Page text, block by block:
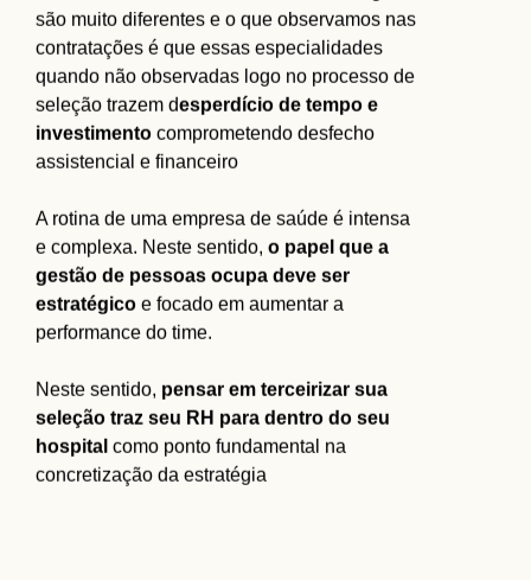
são muito diferentes e o que observamos nas
contratações é que essas especialidades
quando não observadas logo no processo de
seleção trazem desperdício de tempo e
investimento comprometendo desfecho
assistencial e financeiro
A rotina de uma empresa de saúde é intensa
e complexa. Neste sentido, o papel que a
gestão de pessoas ocupa deve ser
estratégico e focado em aumentar a
performance do time.
Neste sentido, pensar em terceirizar sua
seleção traz seu RH para dentro do seu
hospital como ponto fundamental na
concretização da estratégia